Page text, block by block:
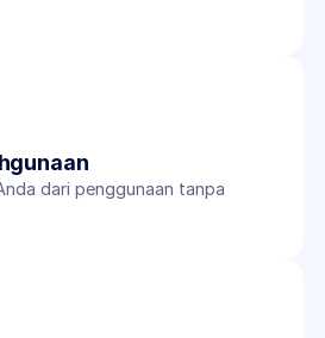
dari penggunaan tanpa